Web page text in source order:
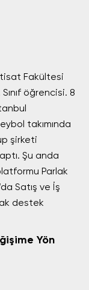
Fakültesi
öğrencisi. 8
takımında
şirketi
Şu anda
Parlak
Satış ve İş
destek
Yön